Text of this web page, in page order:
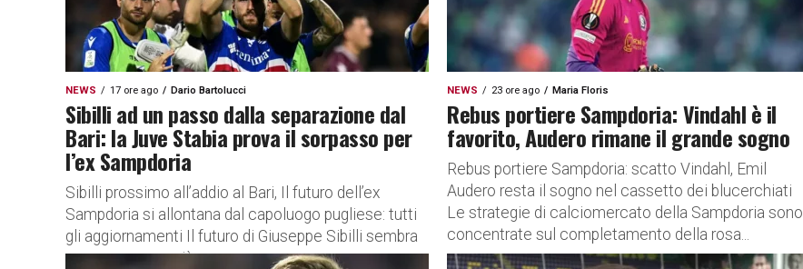
NEWS 17 ore ago Dario Bartolucci
Sibilli ad un passo dalla separazione dal
Bari: la Juve Stabia prova il sorpasso per
l’ex Sampdoria
Sibilli prossimo all’addio al Bari, Il futuro dell’ex
Sampdoria si allontana dal capoluogo pugliese: tutti
gli aggiornamenti Il futuro di Giuseppe Sibilli sembra
essere sempre più...
NEWS 23 ore ago Maria Floris
Rebus portiere Sampdoria: Vindahl è il
favorito, Audero rimane il grande sogno
Rebus portiere Sampdoria: scatto Vindahl, Emil
Audero resta il sogno nel cassetto dei blucerchiati
Le strategie di calciomercato della Sampdoria sono
concentrate sul completamento della rosa...